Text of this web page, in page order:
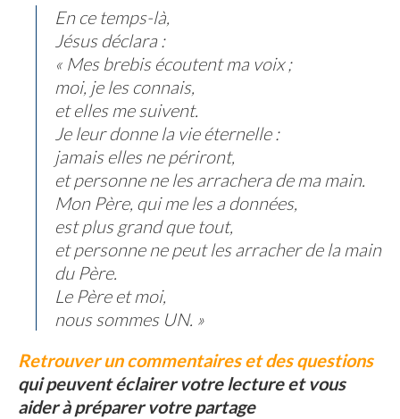
En ce temps-là,
Jésus déclara :
« Mes brebis écoutent ma voix ;
moi, je les connais,
et elles me suivent.
Je leur donne la vie éternelle :
jamais elles ne périront,
et personne ne les arrachera de ma main.
Mon Père, qui me les a données,
est plus grand que tout,
et personne ne peut les arracher de la main
du Père.
Le Père et moi,
nous sommes UN. »
Retrouver un commentaires et des questions
qui peuvent éclairer votre lecture et vous
aider à préparer votre partage